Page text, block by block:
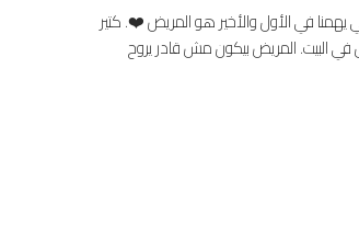
يهمنا في الأول والأخير هو المريض ❤️. كتير
في البيت. المريض بيكون مش قادر يروح